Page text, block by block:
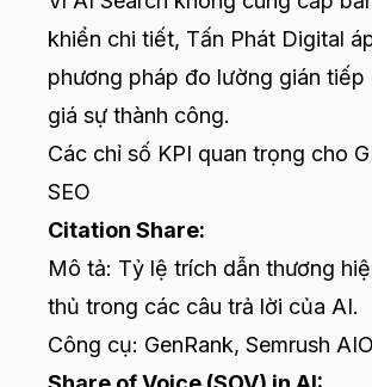
khiển chi tiết, Tấn Phát Digital
phương pháp đo lường gián tiếp
giá sự thành công.
Các chỉ số KPI quan trọng cho
SEO
Citation Share:
Mô tả: Tỷ lệ trích dẫn thương
thủ trong các câu trả lời của AI.
Công cụ: GenRank, Semrush